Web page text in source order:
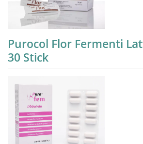
Purocol Flor Fermenti
30 Stick